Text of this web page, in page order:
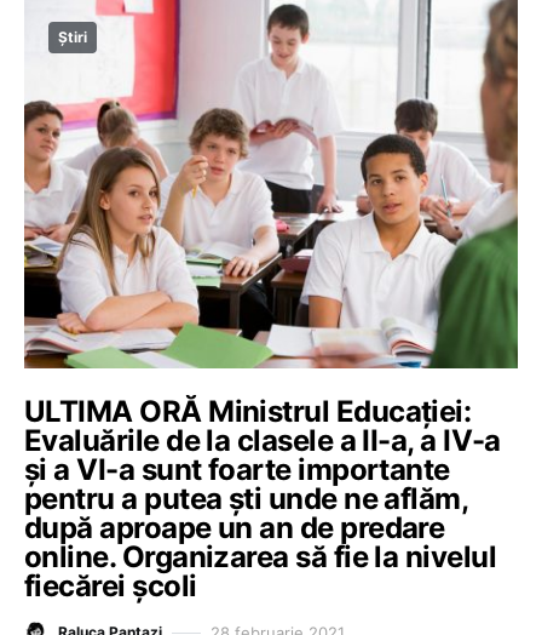
Știri
ULTIMA ORĂ Ministrul Educației:
Evaluările de la clasele a II-a, a IV-a
și a VI-a sunt foarte importante
pentru a putea ști unde ne aflăm,
după aproape un an de predare
online. Organizarea să fie la nivelul
fiecărei școli